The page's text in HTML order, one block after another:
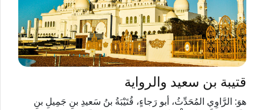
قتيبة بن سعيد والرواية
هوَ: الرَّاوِي المُحَدِّثُ، أبو رَجاءٍ، قُتَيْبَةُ بنُ سَعيدِ بنِ جَمِيلِ بنِ